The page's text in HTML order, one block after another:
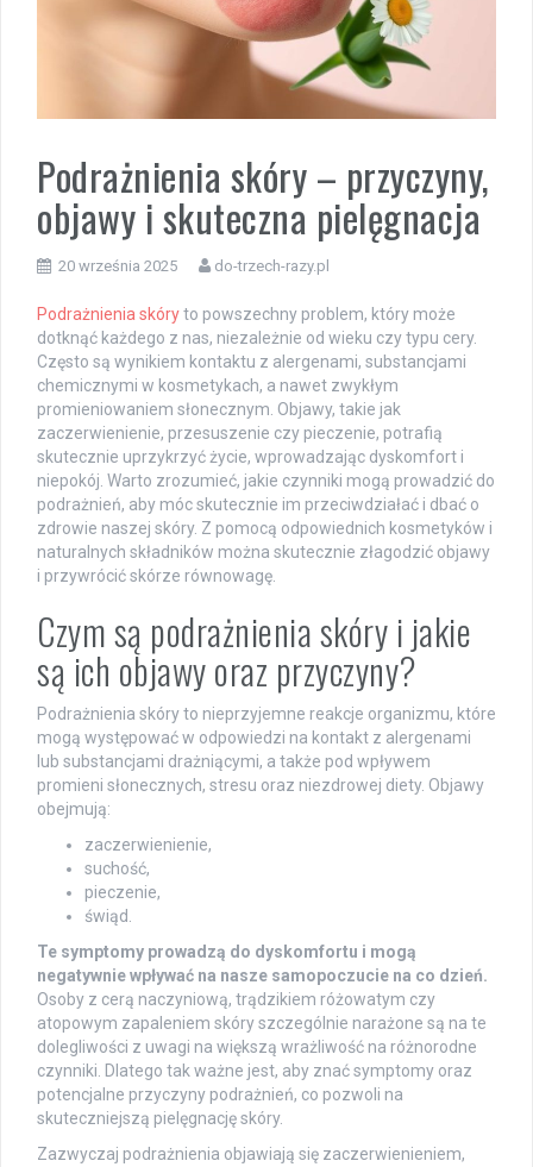
Podrażnienia skóry – przyczyny,
objawy i skuteczna pielęgnacja
20 września 2025 do-trzech-razy.pl
Podrażnienia skóryto powszechny problem, który może
dotknąć każdego z nas, niezależnie od wieku czy typu cery.
Często są wynikiem kontaktu z alergenami, substancjami
chemicznymi w kosmetykach, a nawet zwykłym
promieniowaniem słonecznym. Objawy, takie jak
zaczerwienienie, przesuszenie czy pieczenie, potrafią
skutecznie uprzykrzyć życie, wprowadzając dyskomfort i
niepokój. Warto zrozumieć, jakie czynniki mogą prowadzić do
podrażnień, aby móc skutecznie im przeciwdziałać i dbać o
zdrowie naszej skóry. Z pomocą odpowiednich kosmetyków i
naturalnych składników można skutecznie złagodzić objawy
i przywrócić skórze równowagę.
Czym są podrażnienia skóry i jakie
są ich objawy oraz przyczyny?
Podrażnienia skóry to nieprzyjemne reakcje organizmu, które
mogą występować w odpowiedzi na kontakt z alergenami
lub substancjami drażniącymi, a także pod wpływem
promieni słonecznych, stresu oraz niezdrowej diety. Objawy
obejmują:
zaczerwienienie,
suchość,
pieczenie,
świąd.
Te symptomy prowadzą do dyskomfortu i mogą
negatywnie wpływać na nasze samopoczucie na co dzień.
Osoby z cerą naczyniową, trądzikiem różowatym czy
atopowym zapaleniem skóry szczególnie narażone są na te
dolegliwości z uwagi na większą wrażliwość na różnorodne
czynniki. Dlatego tak ważne jest, aby znać symptomy oraz
potencjalne przyczyny podrażnień, co pozwoli na
skuteczniejszą pielęgnację skóry.
Zazwyczaj podrażnienia objawiają się zaczerwienieniem,